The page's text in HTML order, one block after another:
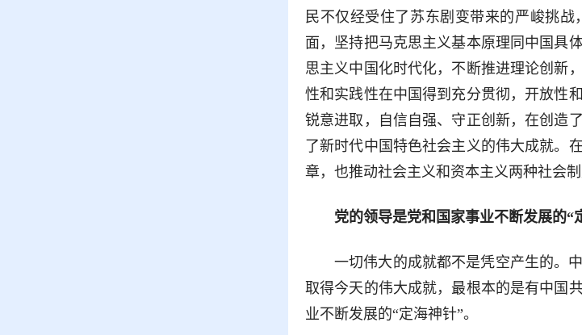
民不仅经受住了苏东剧变带来的严峻挑
面，坚持把马克思主义基本原理同中国具
思主义中国化时代化，不断推进理论创新
性和实践性在中国得到充分贯彻，开放性
锐意进取，自信自强、守正创新，在创造
了新时代中国特色社会主义的伟大成就。
章，也推动社会主义和资本主义两种社会
党的领导是党和国家事业不断发展的“
一切伟大的成就都不是凭空产生的。
取得今天的伟大成就，最根本的是有中国
业不断发展的“定海神针”。